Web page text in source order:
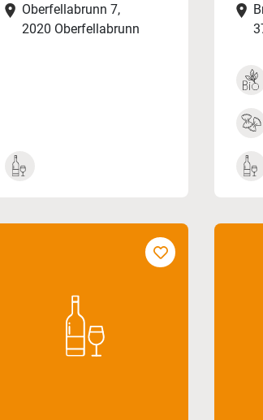
Oberfellabrunn 7,
2020 Oberfellabrunn